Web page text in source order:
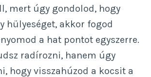
mert úgy gondolod, hogy
hülyeséget, akkor fogod
a hat pontot egyszerre.
radírozni, hanem úgy
hogy visszahúzod a kocsit a